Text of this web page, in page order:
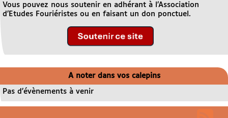
Vous pouvez nous soutenir en adhérant à l’Association
d’Etudes Fouriéristes ou en faisant un don ponctuel.
A noter dans vos calepins
Pas d’évènements à venir